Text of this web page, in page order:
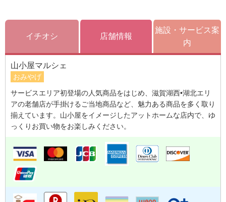
イチオシ 店舗情報
施設・サービス案
内
山小屋マルシェ
おみやげ
サービスエリア初登場の人気商品をはじめ、滋賀湖西•湖北エリ
アの老舗店が手掛けるご当地商品など、魅力ある商品を多く取り
揃えています。山小屋をイメージしたアットホームな店内で、ゆ
っくりお買い物をお楽しみください。